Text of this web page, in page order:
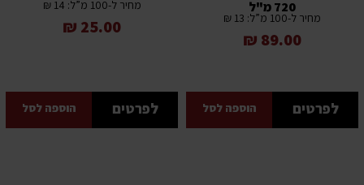
720 מ"ל
מחיר ל-100 מ”ל: 13 ₪
89.00 ₪
לפרטים הוספה לסל
מחיר ל-100 מ”ל: 14 ₪
25.00 ₪
לפרטים הוספה לסל